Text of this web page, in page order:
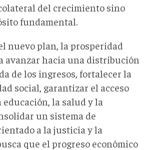
del crecimiento sino
fundamental.
nuevo plan, la prosperidad
avanzar hacia una distribución
de los ingresos, fortalecer la
social, garantizar el acceso
la salud y la
un sistema de
a la justicia y la
que el progreso económico